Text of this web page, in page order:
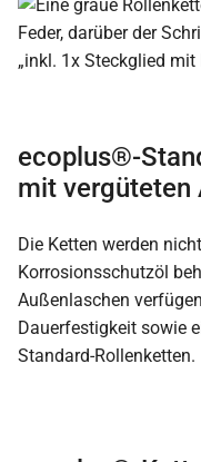
ecoplus®-
mit vergüteten
Die Ketten werden
Korrosionsschutzöl
Außenlaschen
Dauerfestigkeit sowie
Standard-Rollenketten.